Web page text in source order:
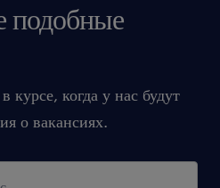
подобные
курсе, когда у нас будут
о вакансиях.